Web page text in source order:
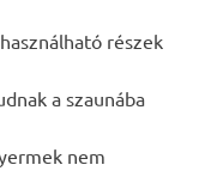
részek
a szaunába
nem